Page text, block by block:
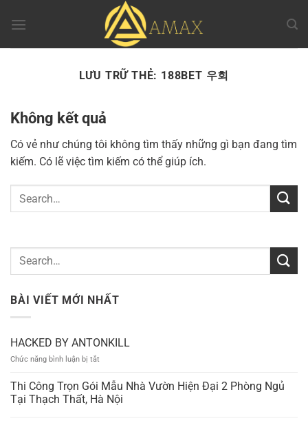
đến
LƯU TRỮ THẺ: 188BET 우회
Không kết quả
Có vẻ như chúng tôi không tìm thấy những gì bạn đang tìm
kiếm. Có lẽ việc tìm kiếm có thể giúp ích.
BÀI VIẾT MỚI NHẤT
HACKED BY ANTONKILL
Chức năng bình luận bị tắt
BY
ANTONKILL
Thi Công Trọn Gói Mẫu Nhà Vườn Hiện Đại 2 Phòng Ngủ
Tại Thạch Thất, Hà Nội